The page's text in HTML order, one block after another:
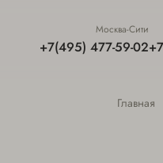
Москва-Сити
+7(495) 477-59-02
Главная